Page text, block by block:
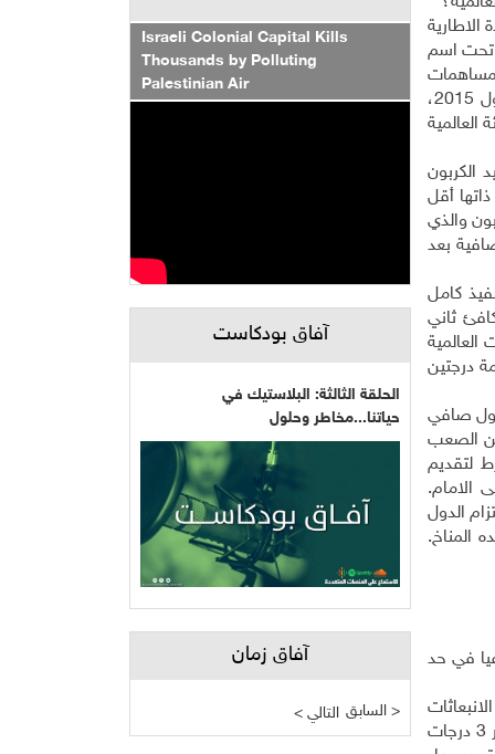
الاطارية
تحت اسم
المقررة المحددة وطنياً البالغ عددها 119 مساهمة والمقدمة إلى اتفاقية الأمم المتحدة الإطارية بشأن تغير المناخ قبل تشرين الأول 2015،
غازات الدفيئة العالمية
ثاني أوكسيد الكربون
على السياسات الحالية ذاتها أقل
أوكسيد الكربون والذي
بعد
كامل
أن تُثمر تخفيض 11 مليار طن من مكافئ ثاني
العالمية
(أكثر من 66%) للبقاء تحت قيمة درجتين
صافي
الصعب
لتقديم
الامام.
الدول
المناخ.
في حد
في عام 2030 تبلغ 12 مليار طن من مكافئ ثاني أوكسيد الكربون، مما يضع العالم على مسار يؤدي إلى ارتفاع درجة الحرارة بمقدار 3 درجات
Israeli Colonial Capital Kills
Thousands by Polluting
Palestinian Air
آفاق بودكاست
الحلقة الثالثة: البلاستيك في
حياتنا...مخاطر وحلول
آفاق زمان
< التالي السابق >